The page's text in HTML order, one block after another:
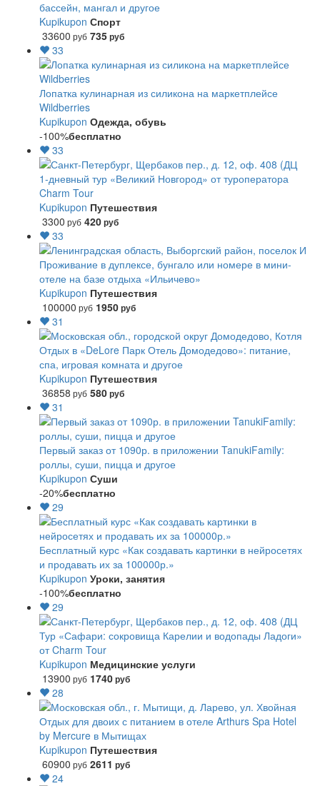
бассейн, мангал и другое
Kupikupon Спорт
33600 руб 735руб
33
Лопатка кулинарная из силикона на маркетплейсе
Wildberries
Kupikupon Одежда, обувь
-100%бесплатно
33
1-дневный тур «Великий Новгород» от туроператора
Charm Tour
Kupikupon Путешествия
3300 руб 420руб
33
Проживание в дуплексе, бунгало или номере в мини-
отеле на базе отдыха «Ильичево»
Kupikupon Путешествия
100000 руб 1950руб
31
Отдых в «DeLore Парк Отель Домодедово»: питание,
спа, игровая комната и другое
Kupikupon Путешествия
36858 руб 580руб
31
Первый заказ от 1090р. в приложении TanukiFamily:
роллы, суши, пицца и другое
Kupikupon Суши
-20%бесплатно
29
Бесплатный курс «Как создавать картинки в нейросетях
и продавать их за 100000р.»
Kupikupon Уроки, занятия
-100%бесплатно
29
Тур «Сафари: сокровища Карелии и водопады Ладоги»
от Charm Tour
Kupikupon Медицинские услуги
13900 руб 1740руб
28
Отдых для двоих с питанием в отеле Arthurs Spa Hotel
by Mercure в Мытищах
Kupikupon Путешествия
60900 руб 2611 руб
24